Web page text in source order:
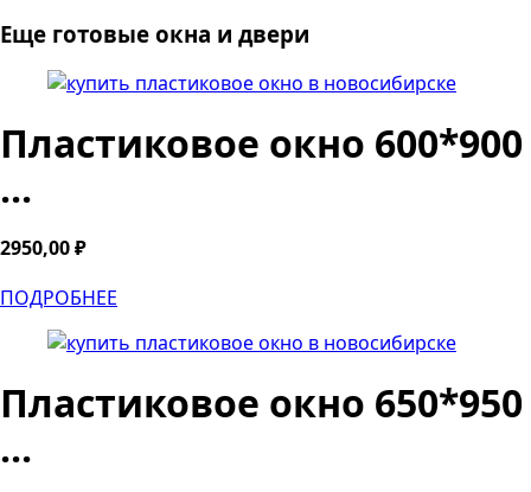
Еще готовые окна и двери
Пластиковое окно 600*900
...
2950,00₽
ПОДРОБНЕЕ
Пластиковое окно 650*950
...